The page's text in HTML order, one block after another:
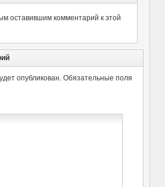
оставившим комментарий к этой
опубликован. Обязательные поля